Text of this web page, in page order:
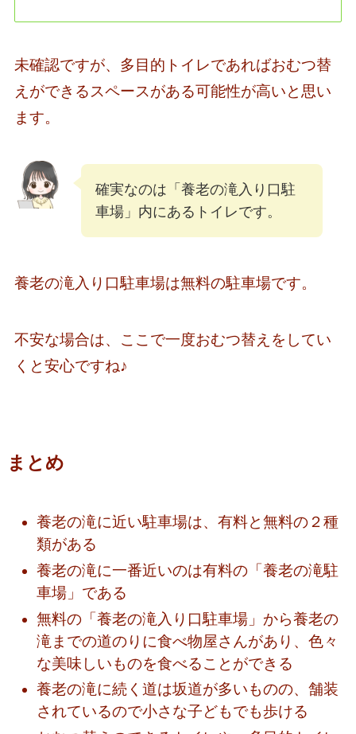
未確認ですが、多目的トイレであればおむつ替
えができるスペースがある可能性が高いと思い
ます。
確実なのは「養老の滝入り口駐
車場」内にあるトイレです。
養老の滝入り口駐車場は無料の駐車場です。
不安な場合は、ここで一度おむつ替えをしてい
くと安心ですね♪
まとめ
養老の滝に近い駐車場は、有料と無料の２種
類がある
養老の滝に一番近いのは有料の「養老の滝駐
車場」である
無料の「養老の滝入り口駐車場」から養老の
滝までの道のりに食べ物屋さんがあり、色々
な美味しいものを食べることができる
養老の滝に続く道は坂道が多いものの、舗装
されているので小さな子どもでも歩ける